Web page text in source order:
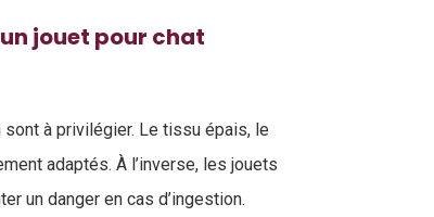
jouet pour chat
à privilégier. Le tissu épais, le
adaptés. À l’inverse, les jouets
un danger en cas d’ingestion.